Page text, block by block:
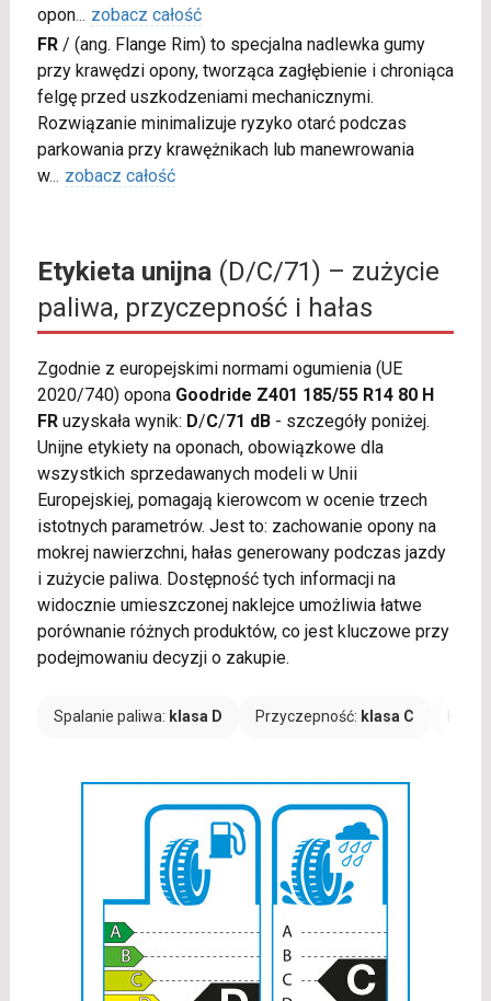
opon... zobacz całość
FR/ (ang. Flange Rim) to specjalna nadlewka gumy
przy krawędzi opony, tworząca zagłębienie i chroniąca
felgę przed uszkodzeniami mechanicznymi.
Rozwiązanie minimalizuje ryzyko otarć podczas
parkowania przy krawężnikach lub manewrowania
w... zobacz całość
Etykieta unijna(D/C/71) – zużycie
paliwa, przyczepność i hałas
Zgodnie z europejskimi normami ogumienia (UE
2020/740) opona Goodride Z401 185/55 R14 80 H
FRuzyskała wynik: D/C/71 dB- szczegóły poniżej.
Unijne etykiety na oponach, obowiązkowe dla
wszystkich sprzedawanych modeli w Unii
Europejskiej, pomagają kierowcom w ocenie trzech
istotnych parametrów. Jest to: zachowanie opony na
mokrej nawierzchni, hałas generowany podczas jazdy
i zużycie paliwa. Dostępność tych informacji na
widocznie umieszczonej naklejce umożliwia łatwe
porównanie różnych produktów, co jest kluczowe przy
podejmowaniu decyzji o zakupie.
Spalanie paliwa: klasa D Przyczepność: klasa C